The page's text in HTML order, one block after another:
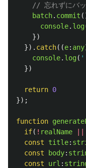
// 忘れずにバ
batch. commit
console. log
})
}). catch((e: any
console. log( '
})
return 0
});
function
if( ! realName
const
title:
const
body:
const
url :